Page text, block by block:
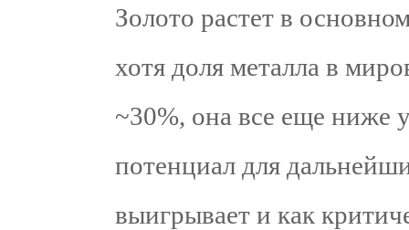
Золото растет в
хотя доля металла в
~30%, она все еще ниже
потенциал для
выигрывает и как